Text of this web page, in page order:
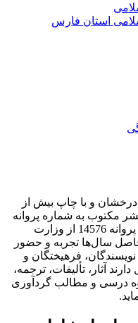
استان فارس
درخشان و با چاپ بیش از
مکتوب به شماره پروانه
۱۱۶۴۸ و مجوز نشر دیجیتال به شماره پروانه 14576 از وزارت
سال‌ها تجربه و حضور
فرهیختگان و
آثار، تألیفات، ترجمه،
درسی و مطالب گردآوری